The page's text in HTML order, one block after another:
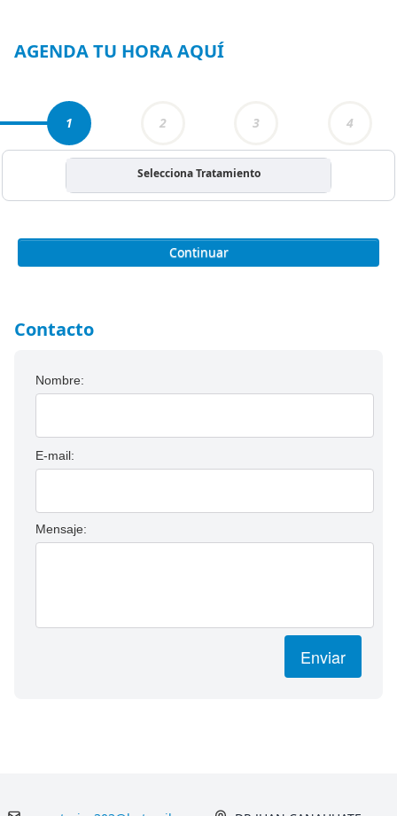
AGENDA TU HORA AQUÍ
1 2 3 4
Selecciona Tratamiento
Continuar
Contacto
Nombre:
E-mail:
Mensaje:
Enviar